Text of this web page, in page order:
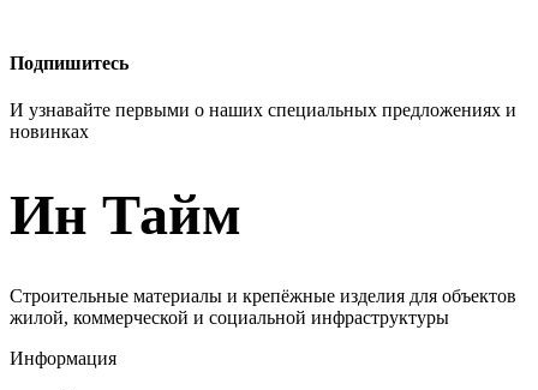
Подпишитесь
И узнавайте первыми о наших специальных предложениях и
новинках
Ин Тайм
Строительные материалы и крепёжные изделия для объектов
жилой, коммерческой и социальной инфраструктуры
Информация